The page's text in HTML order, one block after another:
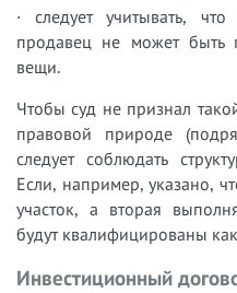
· следует учитывать,
продавец не может быть
вещи.
Чтобы суд не признал
правовой природе
следует соблюдать
Если, например, указано,
участок, а вторая
будут квалифицированы
Инвестиционный